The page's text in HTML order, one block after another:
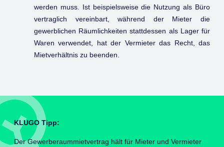
werden muss. Ist beispielsweise die Nutzung als Büro
vertraglich vereinbart, während der Mieter die
gewerblichen Räumlichkeiten stattdessen als Lager für
Waren verwendet, hat der Vermieter das Recht, das
Mietverhältnis zu beenden.
KLUGO Tipp:
Der Gewerberaummietvertrag hält für Mieter und Vermieter